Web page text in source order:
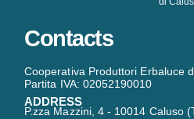
Contacts
Cooperativa Produttori Erbaluce
Partita IVA: 02052190010
ADDRESS
P.zza Mazzini, 4 - 10014 Caluso